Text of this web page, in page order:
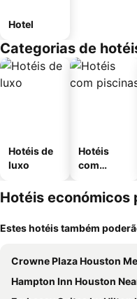
Hotel
Categorias de
Hotéis de
luxo
Hotéis
com
Hotéis
Estes hotéis também
Crowne Plaza Houston Med Ctr-Galleria Area by
Hampton Inn Houston Near the